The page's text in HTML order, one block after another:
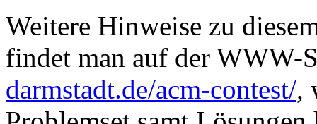
Weitere Hinweise zu
findet man auf der WWW-
darmstadt.de/acm-contest/,